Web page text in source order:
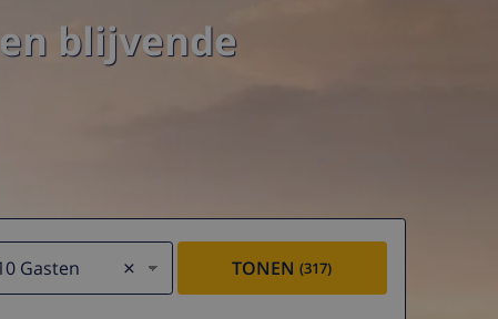
blijvende
10 Gasten × TONEN (317)